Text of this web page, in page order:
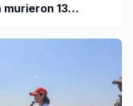
13